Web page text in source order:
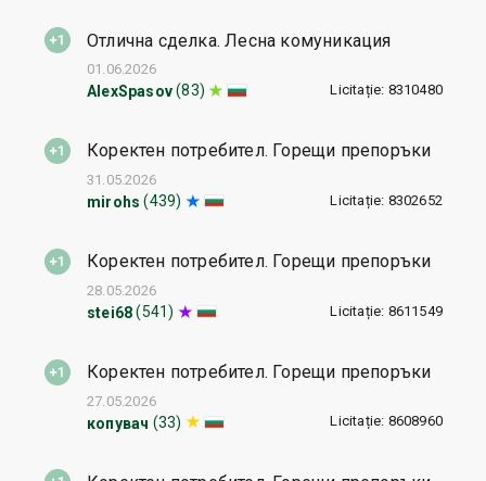
Отлична сделка. Лесна комуникация
AlexSpasov (83) Licitație: 8310480
01.06.2026
Коректен потребител. Горещи препоръки
mirohs (439) Licitație: 8302652
31.05.2026
Коректен потребител. Горещи препоръки
stei68 (541) Licitație: 8611549
28.05.2026
Коректен потребител. Горещи препоръки
копувач (33) Licitație: 8608960
27.05.2026